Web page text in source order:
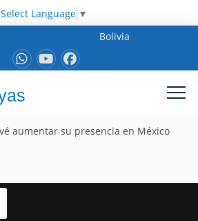
Select Language ▼
Bolivia
aumentar su presencia en México